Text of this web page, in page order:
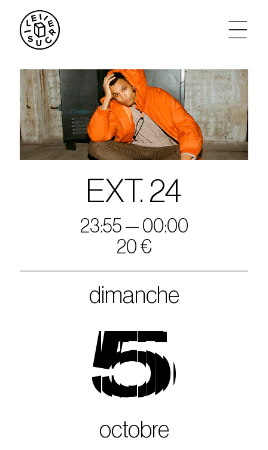
artistes
agenda
tickets
le sucre max
privatisations
EXT. 24
23:55 — 00:00
20 €
dimanche
5
octobre